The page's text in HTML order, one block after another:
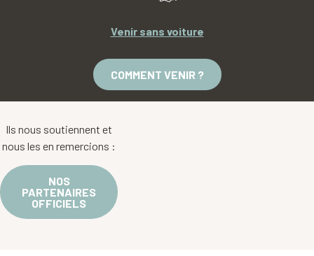
Venir sans voiture
COMMENT VENIR ?
Ils nous soutiennent et
nous les en remercions :
NOS
PARTENAIRES
OFFICIELS